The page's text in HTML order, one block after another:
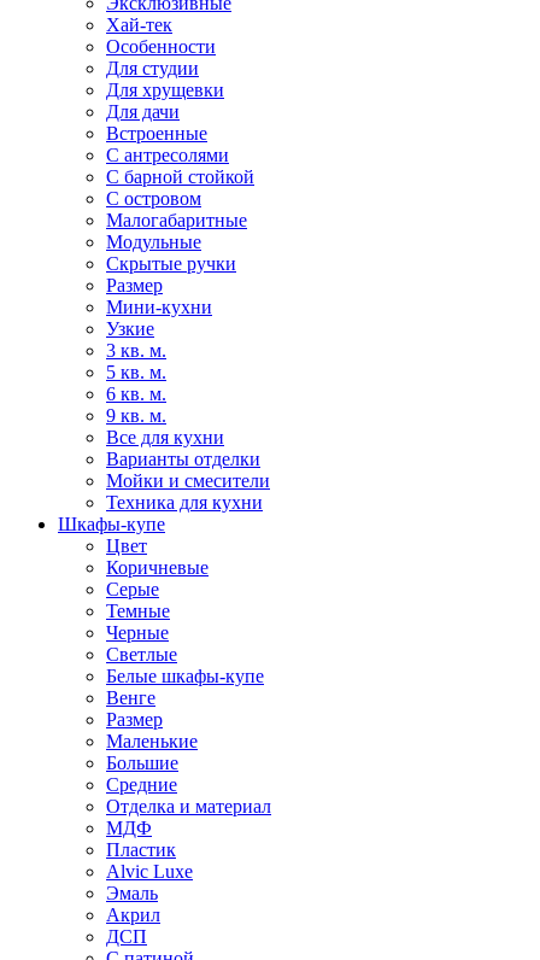
Хай-тек
Особенности
Для студии
Для хрущевки
Для дачи
Встроенные
С антресолями
С барной стойкой
С островом
Малогабаритные
Модульные
Скрытые ручки
Размер
Мини-кухни
Узкие
3 кв. м.
5 кв. м.
6 кв. м.
9 кв. м.
Все для кухни
Варианты отделки
Мойки и смесители
Техника для кухни
Шкафы-купе
Цвет
Коричневые
Серые
Темные
Черные
Светлые
Белые шкафы-купе
Венге
Размер
Маленькие
Большие
Средние
Отделка и материал
МДФ
Пластик
Alvic Luxe
Эмаль
Акрил
ДСП